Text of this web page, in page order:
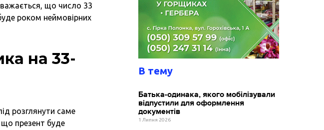
що число 33
роком неймовірних
на 33-
розглянути саме
що презент буде
В тему
Батька-одинака, якого мобілізували
відпустили для оформлення
документів
1 Липня 2026